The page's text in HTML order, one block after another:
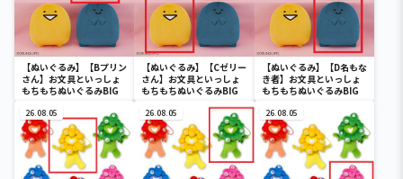
【ぬいぐるみ】【Bプリン
さん】お文具といっしょ
もちもちぬいぐるみBIG
【ぬいぐるみ】【Cゼリー
さん】お文具といっしょ
もちもちぬいぐるみBIG
【ぬいぐるみ】【D名もな
き者】お文具といっしょ
もちもちぬいぐるみBIG
26.08.05 26.08.05 26.08.05